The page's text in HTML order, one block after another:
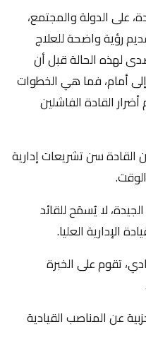
على الدولة والمجتمع،
رؤية واضحة للعلاج
لهذه الحالة قبل أن
أمام، فما هي الخطوات
القادة الفاشلين
سن تشريعات إدارية
لا يُسمَح للقائد
الإدارية العليا.
تقوم على الخبرة
عن المناصب القيادية